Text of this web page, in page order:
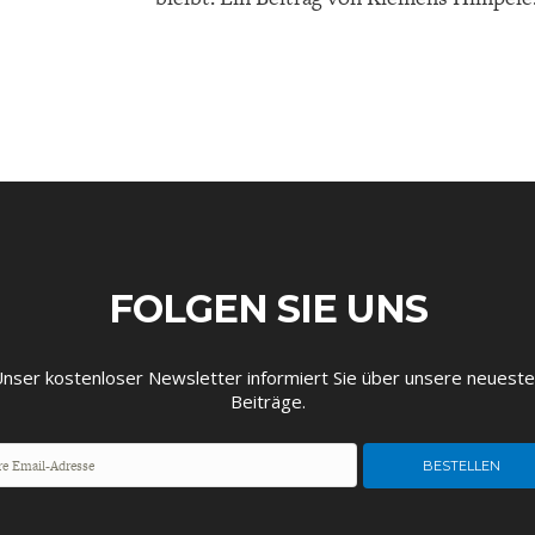
UND DIE
DAS POST-
MAKROTHEK
FOLGEN SIE UNS
kostenloser Newsletter informiert Sie über unsere
Beiträge.